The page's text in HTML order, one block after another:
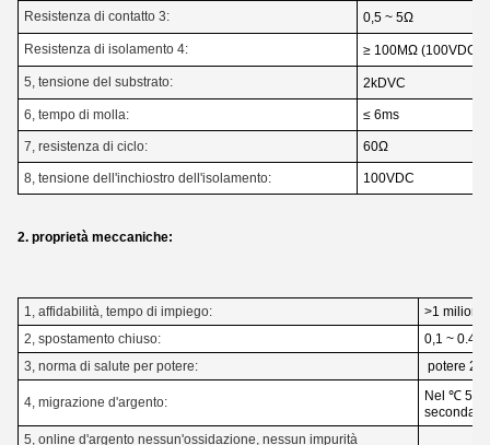
Resistenza di contatto 3: 0,5 ~ 5Ω
Resistenza di isolamento 4: ≥ 100MΩ (100VDC)
5, tensione del substrato: 2kDVC
6, tempo di molla: ≤ 6ms
7, resistenza di ciclo: 60Ω
8, tensione dell'inchiostro dell'isolamento: 100VDC
2. proprietà meccaniche:
1, affidabilità, tempo di impiego:
>1 milione
2, spostamento chiuso:
0,1 ~
3, norma di salute per potere:
potere
4, migrazione d'argento:
Nel ℃ 55,
seconda
5, online d'argento nessun'ossidazione, nessun impurità